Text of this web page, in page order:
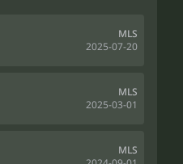
MLS
2025-07-20
MLS
2025-03-01
MLS